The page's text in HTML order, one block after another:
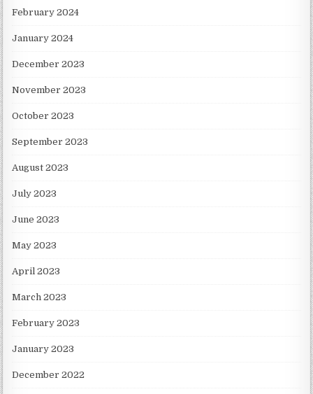
February 2024
January 2024
December 2023
November 2023
October 2023
September 2023
August 2023
July 2023
June 2023
May 2023
April 2023
March 2023
February 2023
January 2023
December 2022